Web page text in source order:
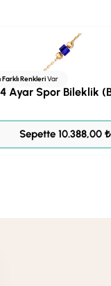
Farklı RenkleriVar
Ayar Spor Bileklik
Sepette 10.388,00 ₺